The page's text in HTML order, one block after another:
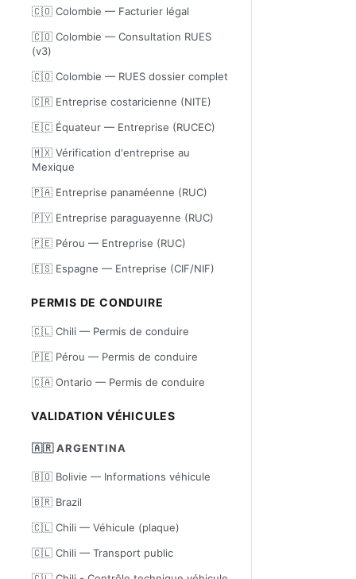
🇨🇴 Colombie — Facturier légal
🇨🇴 Colombie — Consultation RUES
(v3)
🇨🇴 Colombie — RUES dossier complet
🇨🇷 Entreprise costaricienne (NITE)
🇪🇨 Équateur — Entreprise (RUCEC)
🇲🇽 Vérification d'entreprise au
Mexique
🇵🇦 Entreprise panaméenne (RUC)
🇵🇾 Entreprise paraguayenne (RUC)
🇵🇪 Pérou — Entreprise (RUC)
🇪🇸 Espagne — Entreprise (CIF/NIF)
PERMIS DE CONDUIRE
🇨🇱 Chili — Permis de conduire
🇵🇪 Pérou — Permis de conduire
🇨🇦 Ontario — Permis de conduire
VALIDATION VÉHICULES
🇦🇷 ARGENTINA
🇧🇴 Bolivie — Informations véhicule
🇧🇷 Brazil
🇨🇱 Chili — Véhicule (plaque)
🇨🇱 Chili — Transport public